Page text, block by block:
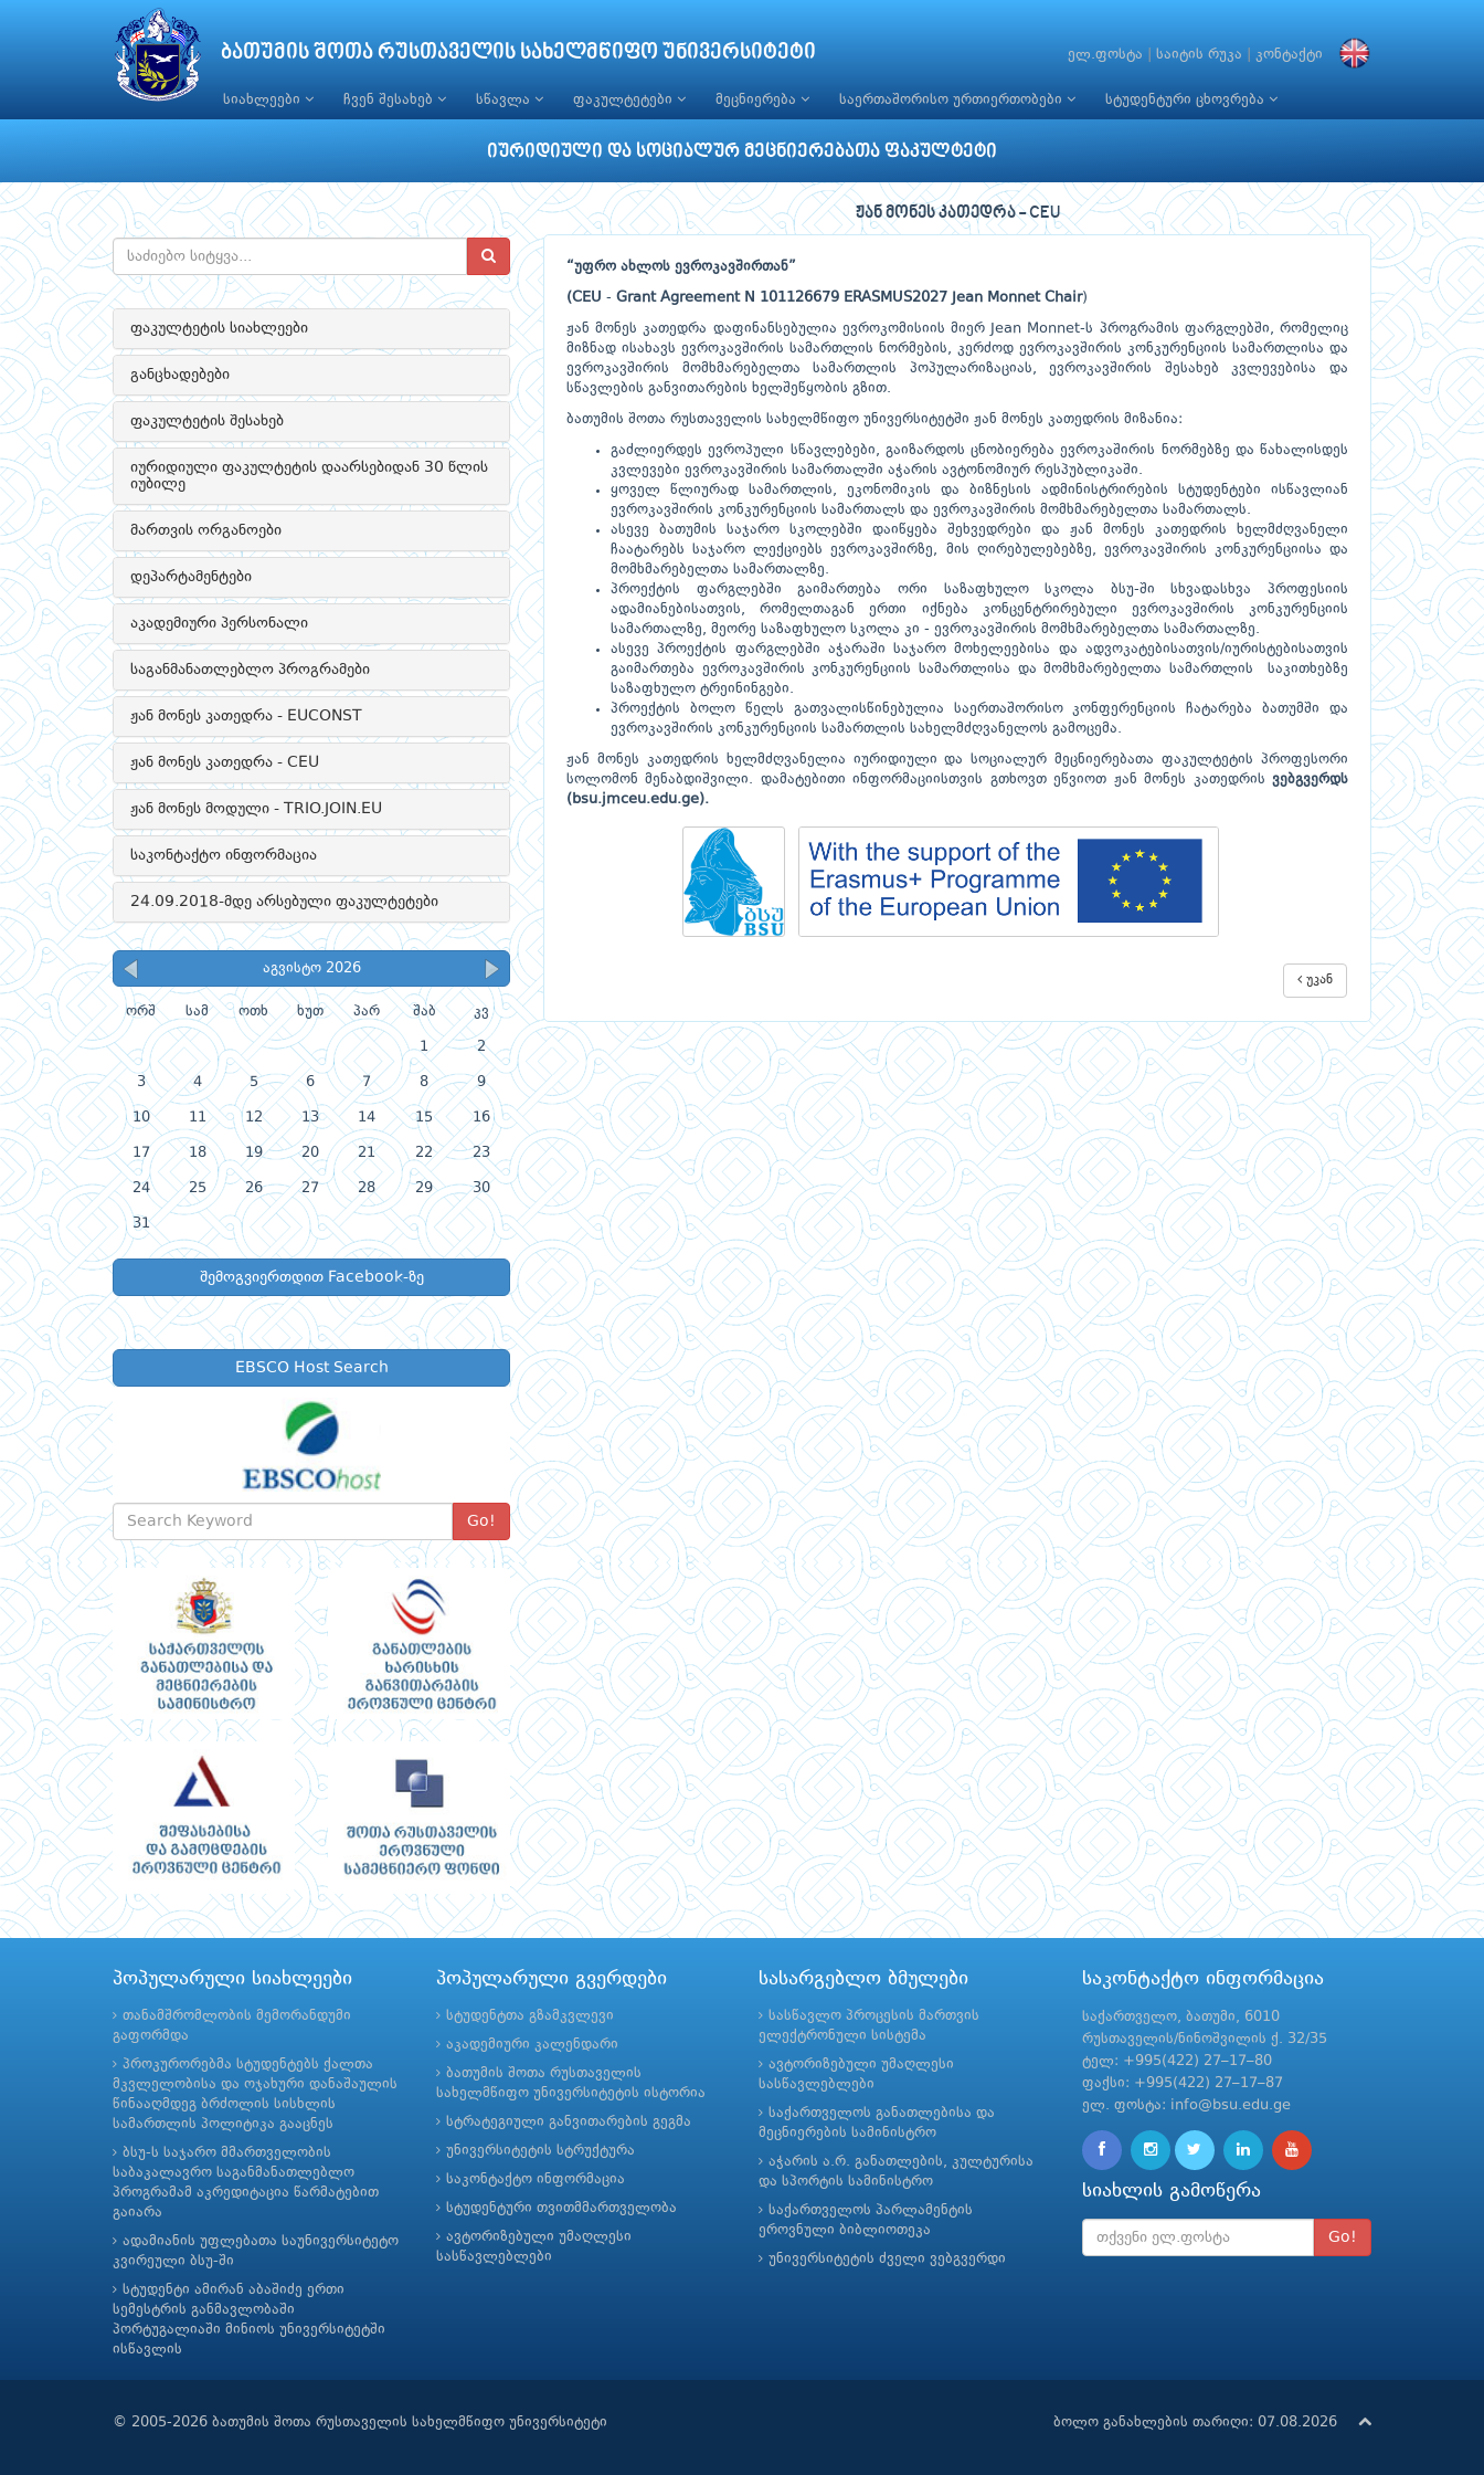
ბათუმის შოთა რუსთაველის სახელმწიფო უნივერსიტეტი ელ.ფოსტა საიტის რუკა კონტაქტი
სიახლეები ჩვენ შესახებ სწავლა ფაკულტეტები მეცნიერება საერთაშორისო ურთიერთობები სტუდენტური ცხოვრება
იურიდიული და სოციალურ მეცნიერებათა ფაკულტეტი
ფაკულტეტის სიახლეები
განცხადებები
ფაკულტეტის შესახებ
იურიდიული ფაკულტეტის დაარსებიდან 30 წლის
იუბილე
მართვის ორგანოები
დეპარტამენტები
აკადემიური პერსონალი
საგანმანათლებლო პროგრამები
ჟან მონეს კათედრა - EUCONST
ჟან მონეს კათედრა - CEU
ჟან მონეს მოდული - TRIO.JOIN.EU
საკონტაქტო ინფორმაცია
24.09.2018-მდე არსებული ფაკულტეტები
აგვისტო 2026
ორშ სამ ოთხ ხუთ პარ შაბ კვ
1 2
3 4 5 6 7 8 9
10 11 12 13 14 15 16
17 18 19 20 21 22 23
24 25 26 27 28 29 30
31
შემოგვიერთდით Facebook-ზე
EBSCO Host Search
Go!
ჟან მონეს კათედრა - CEU
“უფრო ახლოს ევროკავშირთან”
(CEU - Grant Agreement N 101126679 ERASMUS2027 Jean Monnet Chair)
ჟან მონეს კათედრა დაფინანსებულია ევროკომისიის მიერ Jean Monnet-ს პროგრამის ფარგლებში, რომელიც
მიზნად ისახავს ევროკავშირის სამართლის ნორმების, კერძოდ ევროკავშირის კონკურენციის სამართლისა და
ევროკავშირის მომხმარებელთა სამართლის პოპულარიზაციას, ევროკავშირის შესახებ კვლევებისა და
სწავლების განვითარების ხელშეწყობის გზით.
ბათუმის შოთა რუსთაველის სახელმწიფო უნივერსიტეტში ჟან მონეს კათედრის მიზანია:
გაძლიერდეს ევროპული სწავლებები, გაიზარდოს ცნობიერება ევროკაშირის ნორმებზე და წახალისდეს
კვლევები ევროკავშირის სამართალში აჭარის ავტონომიურ რესპუბლიკაში.
ყოველ წლიურად სამართლის, ეკონომიკის და ბიზნესის ადმინისტრირების სტუდენტები ისწავლიან
ევროკავშირის კონკურენციის სამართალს და ევროკავშირის მომხმარებელთა სამართალს.
ასევე ბათუმის საჯარო სკოლებში დაიწყება შეხვედრები და ჟან მონეს კათედრის ხელმძღვანელი
ჩაატარებს საჯარო ლექციებს ევროკავშირზე, მის ღირებულებებზე, ევროკავშირის კონკურენციისა და
მომხმარებელთა სამართალზე.
პროექტის ფარგლებში გაიმართება ორი საზაფხულო სკოლა ბსუ-ში სხვადასხვა პროფესიის
ადამიანებისათვის, რომელთაგან ერთი იქნება კონცენტრირებული ევროკავშირის კონკურენციის
სამართალზე, მეორე საზაფხულო სკოლა კი - ევროკავშირის მომხმარებელთა სამართალზე.
ასევე პროექტის ფარგლებში აჭარაში საჯარო მოხელეებისა და ადვოკატებისათვის/იურისტებისათვის
გაიმართება ევროკავშირის კონკურენციის სამართლისა და მომხმარებელთა სამართლის საკითხებზე
საზაფხულო ტრეინინგები.
პროექტის ბოლო წელს გათვალისწინებულია საერთაშორისო კონფერენციის ჩატარება ბათუმში და
ევროკავშირის კონკურენციის სამართლის სახელმძღვანელოს გამოცემა.
ჟან მონეს კათედრის ხელმძღვანელია იურიდიული და სოციალურ მეცნიერებათა ფაკულტეტის პროფესორი
სოლომონ მენაბდიშვილი. დამატებითი ინფორმაციისთვის გთხოვთ ეწვიოთ ჟან მონეს კათედრის ვებგვერდს
(bsu.jmceu.edu.ge).
უკან
პოპულარული სიახლეები
თანამშრომლობის მემორანდუმი
გაფორმდა
პროკურორებმა სტუდენტებს ქალთა
მკვლელობისა და ოჯახური დანაშაულის
წინააღმდეგ ბრძოლის სისხლის
სამართლის პოლიტიკა გააცნეს
ბსუ-ს საჯარო მმართველობის
საბაკალავრო საგანმანათლებლო
პროგრამამ აკრედიტაცია წარმატებით
გაიარა
ადამიანის უფლებათა საუნივერსიტეტო
კვირეული ბსუ-ში
სტუდენტი ამირან აბაშიძე ერთი
სემესტრის განმავლობაში
პორტუგალიაში მინიოს უნივერსიტეტში
ისწავლის
პოპულარული გვერდები
სტუდენტთა გზამკვლევი
აკადემიური კალენდარი
ბათუმის შოთა რუსთაველის
სახელმწიფო უნივერსიტეტის ისტორია
სტრატეგიული განვითარების გეგმა
უნივერსიტეტის სტრუქტურა
საკონტაქტო ინფორმაცია
სტუდენტური თვითმმართველობა
ავტორიზებული უმაღლესი
სასწავლებლები
სასარგებლო ბმულები
სასწავლო პროცესის მართვის
ელექტრონული სისტემა
ავტორიზებული უმაღლესი
სასწავლებლები
საქართველოს განათლებისა და
მეცნიერების სამინისტრო
აჭარის ა.რ. განათლების, კულტურისა
და სპორტის სამინისტრო
საქართველოს პარლამენტის
ეროვნული ბიბლიოთეკა
უნივერსიტეტის ძველი ვებგვერდი
საკონტაქტო ინფორმაცია
საქართველო, ბათუმი, 6010
რუსთაველის/ნინოშვილის ქ. 32/35
ტელ: +995(422) 27–17–80
ფაქსი: +995(422) 27–17–87
ელ. ფოსტა: info@bsu.edu.ge
სიახლის გამოწერა
Go!
© 2005-2026 ბათუმის შოთა რუსთაველის სახელმწიფო უნივერსიტეტი ბოლო განახლების თარიღი: 07.08.2026